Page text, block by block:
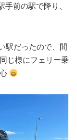
前の駅で降り、
駅だったので、間
じ様にフェリー乗